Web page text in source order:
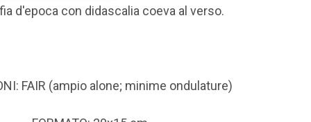
d'epoca con didascalia coeva al verso.
FAIR (ampio alone; minime ondulature)